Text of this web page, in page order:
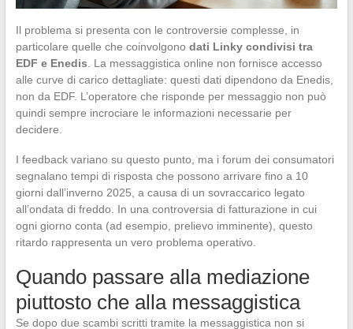
Il problema si presenta con le controversie complesse, in
particolare quelle che coinvolgono dati Linky condivisi tra
EDF e Enedis. La messaggistica online non fornisce accesso
alle curve di carico dettagliate: questi dati dipendono da Enedis,
non da EDF. L’operatore che risponde per messaggio non può
quindi sempre incrociare le informazioni necessarie per
decidere.
I feedback variano su questo punto, ma i forum dei consumatori
segnalano tempi di risposta che possono arrivare fino a 10
giorni dall’inverno 2025, a causa di un sovraccarico legato
all’ondata di freddo. In una controversia di fatturazione in cui
ogni giorno conta (ad esempio, prelievo imminente), questo
ritardo rappresenta un vero problema operativo.
Quando passare alla mediazione
piuttosto che alla messaggistica
Se dopo due scambi scritti tramite la messaggistica non si